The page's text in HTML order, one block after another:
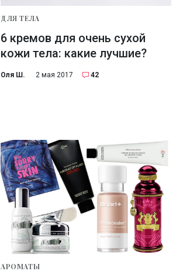
ДЛЯ ТЕЛА
6 кремов для очень сухой
кожи тела: какие лучшие?
Оля Ш. 2 мая 2017 42
АРОМАТЫ